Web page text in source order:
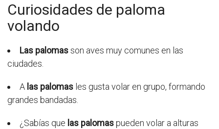
Curiosidades de paloma
volando
Las palomasson aves muy comunes en las
ciudades.
A las palomas les gusta volar en grupo, formando
grandes bandadas.
¿Sabías que las palomaspueden volar a alturas